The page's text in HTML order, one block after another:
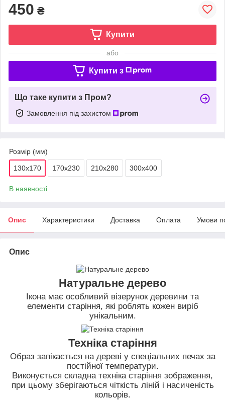
450 ₴
Купити
або
Купити з
Що таке купити з Пром?
Замовлення під захистом
Розмір (мм)
130х170 170х230 210х280 300х400
В наявності
Опис Характеристики Доставка Оплата Умови
Опис
Натуральне дерево
Ікона має особливий візерунок деревини та
елементи старіння, які роблять кожен виріб
унікальним.
Техніка старіння
Образ запікається на дереві у спеціальних печах за
постійної температури.
Виконується складна техніка старіння зображення,
при цьому зберігаються чіткість ліній і насиченість
кольорів.